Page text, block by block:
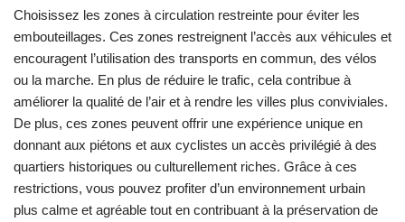
Choisissez les zones à circulation restreinte pour éviter les
embouteillages. Ces zones restreignent l’accès aux véhicules et
encouragent l’utilisation des transports en commun, des vélos
ou la marche. En plus de réduire le trafic, cela contribue à
améliorer la qualité de l’air et à rendre les villes plus conviviales.
De plus, ces zones peuvent offrir une expérience unique en
donnant aux piétons et aux cyclistes un accès privilégié à des
quartiers historiques ou culturellement riches. Grâce à ces
restrictions, vous pouvez profiter d’un environnement urbain
plus calme et agréable tout en contribuant à la préservation de